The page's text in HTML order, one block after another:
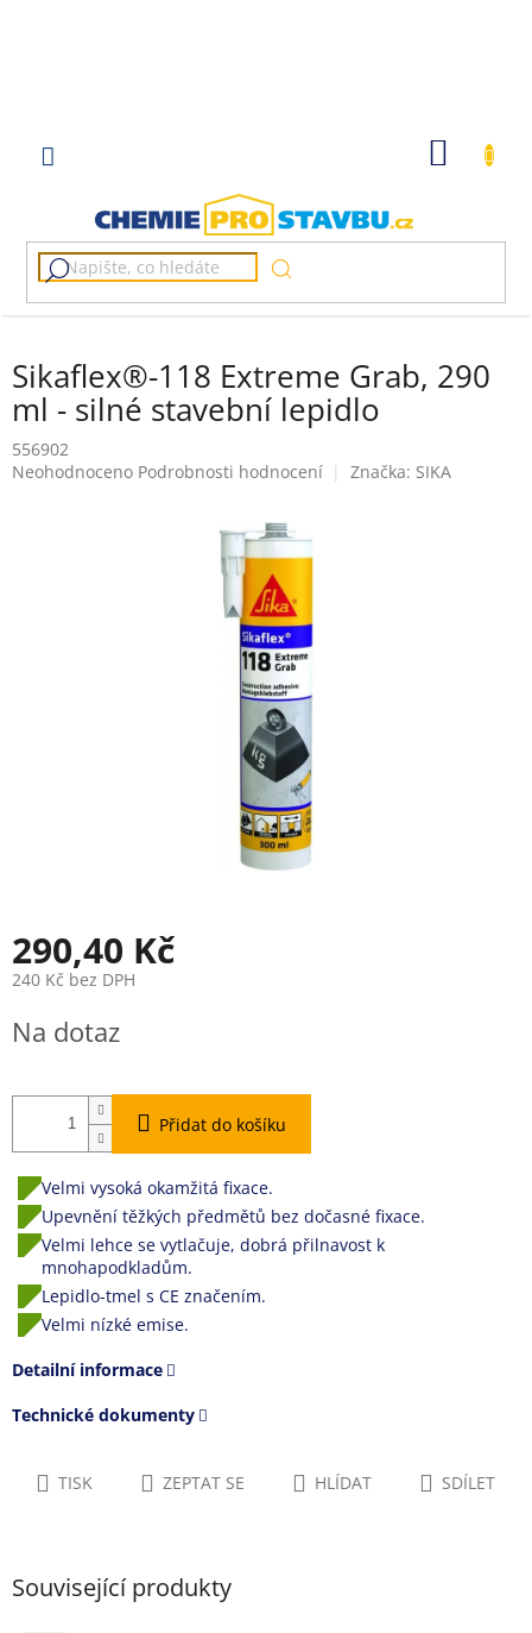
Sikaflex®-118 Extreme Grab, 290
ml - silné stavební lepidlo
556902
Průměrné
Neohodnoceno Podrobnosti hodnocení Značka: SIKA
290,40 Kč
240 Kč bez DPH
cena:
Na dotaz
Přidat do košíku
Velmi vysoká okamžitá fixace.
Upevnění těžkých předmětů bez dočasné fixace.
Velmi lehce se vytlačuje, dobrá přilnavost k
mnohapodkladům.
Lepidlo-tmel s CE značením.
Velmi nízké emise.
Detailní informace
Technické dokumenty
TISK ZEPTAT SE HLÍDAT SDÍLET
Související produkty